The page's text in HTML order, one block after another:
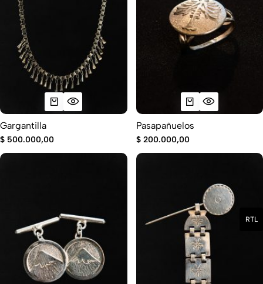
RTL
Gargantilla
$ 500.000,00
Pasapañuelos
$200.000,00